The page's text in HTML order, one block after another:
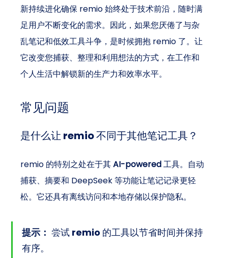
新持续进化确保 remio 始终处于技术前沿，随时满
足用户不断变化的需求。因此，如果您厌倦了与杂
乱笔记和低效工具斗争，是时候拥抱 remio 了。让
它改变您捕获、整理和利用想法的方式，在工作和
个人生活中解锁新的生产力和效率水平。
常见问题
是什么让 remio 不同于其他笔记工具？
remio 的特别之处在于其 AI-powered 工具。自动
捕获、摘要和 DeepSeek 等功能让笔记记录更轻
松。它还具有离线访问和本地存储以保护隐私。
提示： 尝试 remio 的工具以节省时间并保持
有序。